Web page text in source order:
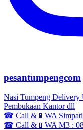
pesantumpengcom
Nasi Tumpeng Delivery
Pembukaan Kantor dll
☎ Call &📱WA
☎ Call &📱WA M3 :